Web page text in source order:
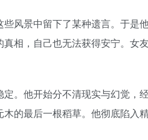
风景中留下了某种遗言。于
相，自己也无法获得安宁。女
。他开始分不清现实与幻觉
的最后一根稻草。他彻底陷